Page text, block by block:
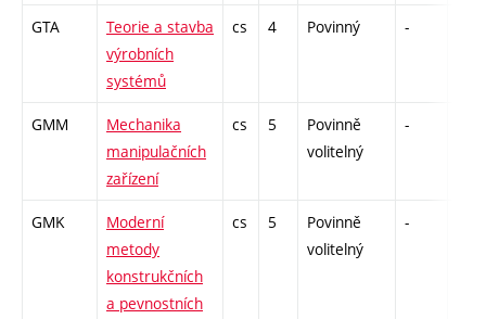
GTA
Teorie a stavba
výrobních
systémů
cs 4 Povinný -
GMM
Mechanika
manipulačních
zařízení
cs 5
Povinně
volitelný
-
GMK
Moderní
metody
konstrukčních
a pevnostních
cs 5
Povinně
volitelný
-